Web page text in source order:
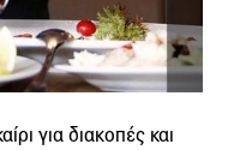
για διακοπές και